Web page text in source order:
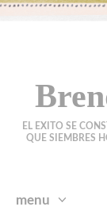
EL EXITO SE
QUE SIEMBRES
menu